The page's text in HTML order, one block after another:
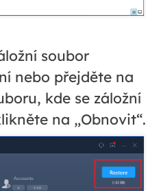
soubor
nebo přejděte na
kde se záložní
na „Obnovit“.